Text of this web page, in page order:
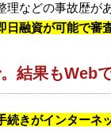
理などの事故歴が
日融資が可能で審
結果もWeb
続きがインターネ